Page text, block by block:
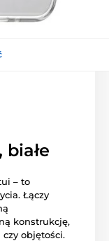
– to
Łączy
konstrukcję,
objętości.